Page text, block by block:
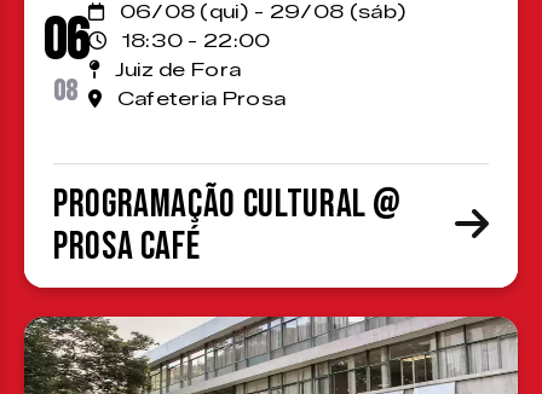
06
08
06/08 (qui) - 29/08 (sáb)
18:30 - 22:00
Juiz de Fora
Cafeteria Prosa
Programação cultural @
Prosa Café